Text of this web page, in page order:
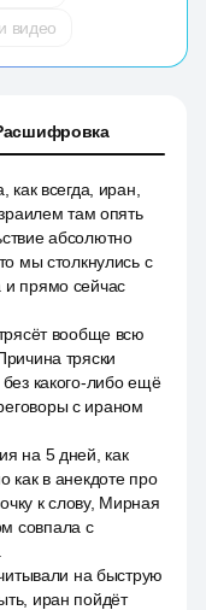
видео
как всегда, иран,
там опять
абсолютно
мы столкнулись с
и прямо сейчас
вообще всю
тряски
какого-либо ещё
с ираном
на 5 дней, как
как в анекдоте про
к слову, Мирная
совпала с
на быструю
иран пойдёт